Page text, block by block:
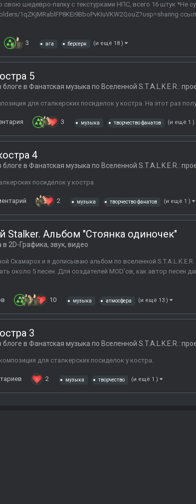
шедевро-папку с текстурками НПС, всего 16 штук *Не
1qZKjMRablFP8KEi9BboPvKIuVKW2QouZ?usp=sharing
3 ага берсерк (и ещё 18 )
5
блоге в Фанатская музыка по Вселенной S.T.A.L.K.E.R.:
для сталкерских посиделок у костра. На этот раз
3 музыка творчество фанатов (и ещё 1 )
4
блоге в Фанатская музыка по Вселенной S.T.A.L.K.E.R.:
посиделок у костра.
2 музыка творчество фанатов (и ещё 1 )
Stalker. Альбом "Стоянка одиночек"
в 2D-Графика, звук, видео
Скамарох и я дописываю альбом по вселенной
около 5 песен. Для создателей MOD'ов, как автор песен
10 музыка атмосфера (и ещё 13 )
3
блоге в Фанатская музыка по Вселенной S.T.A.L.K.E.R.:
для сталкерских посиделок у костра.
2 музыка творчество (и ещё 1 )